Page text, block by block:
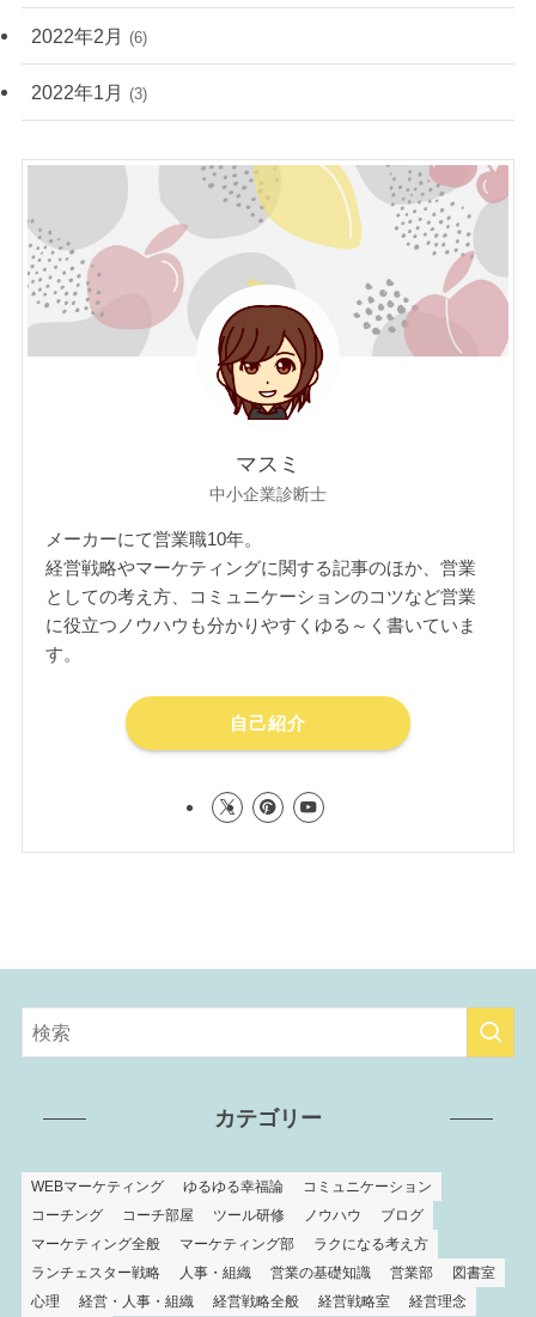
2022年2月 (6)
2022年1月 (3)
マスミ
中小企業診断士
メーカーにて営業職10年。
経営戦略やマーケティングに関する記事のほか、営業
としての考え方、コミュニケーションのコツなど営業
に役立つノウハウも分かりやすくゆる～く書いていま
す。
自己紹介
カテゴリー
WEBマーケティング ゆるゆる幸福論
コミュニケーション
コーチング
コーチ部屋 ツール研修 ノウハウ
ブログ
マーケティング全般
マーケティング部
ラクになる考え方
ランチェスター戦略
人事・組織 営業の基礎知識 営業部
図書室
心理
経営・人事・組織 経営戦略全般 経営戦略室
経営理念